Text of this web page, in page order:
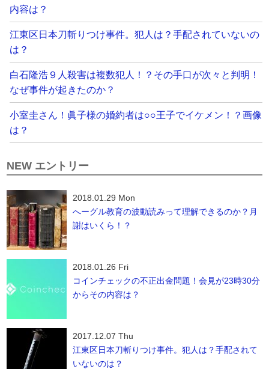
内容は？
江東区日本刀斬りつけ事件。犯人は？手配されていないの
は？
白石隆浩９人殺害は複数犯人！？その手口が次々と判明！
なぜ事件が起きたのか？
小室圭さん！眞子様の婚約者は○○王子でイケメン！？画像
は？
NEW エントリー
2018.01.29 Mon
へーグル教育の波動読みって理解できるのか？月
謝はいくら！？
2018.01.26 Fri
コインチェックの不正出金問題！会見が23時30分
からその内容は？
2017.12.07 Thu
江東区日本刀斬りつけ事件。犯人は？手配されて
いないのは？